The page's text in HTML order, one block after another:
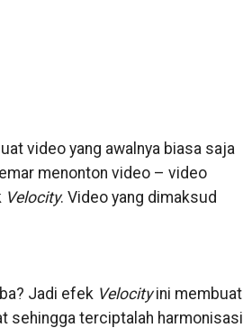
video yang awalnya biasa saja
menonton video – video
Velocity. Video yang dimaksud
Jadi efek Velocityini membuat
sehingga terciptalah harmonisasi